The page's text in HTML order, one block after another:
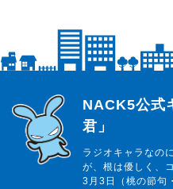
らじっと君
NACK5公式
君」
ラジオキャラなの
が、根は優しく、
3月3日（桃の節句